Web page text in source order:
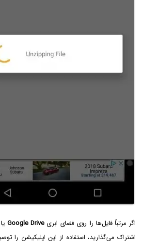
اگر مرتباً فایل‌ها را روی فضای ابریGoogle Drive
اشتراک می‌گذارید، استفاده از این اپلیکیشن را